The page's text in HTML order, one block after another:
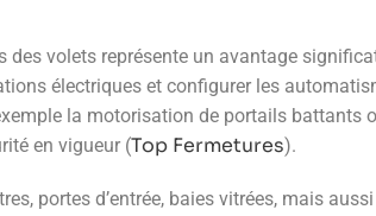
volets représente un avantage
électriques et configurer les
la motorisation de portails battants
en vigueur (Top Fermetures).
portes d’entrée, baies vitrées, mais